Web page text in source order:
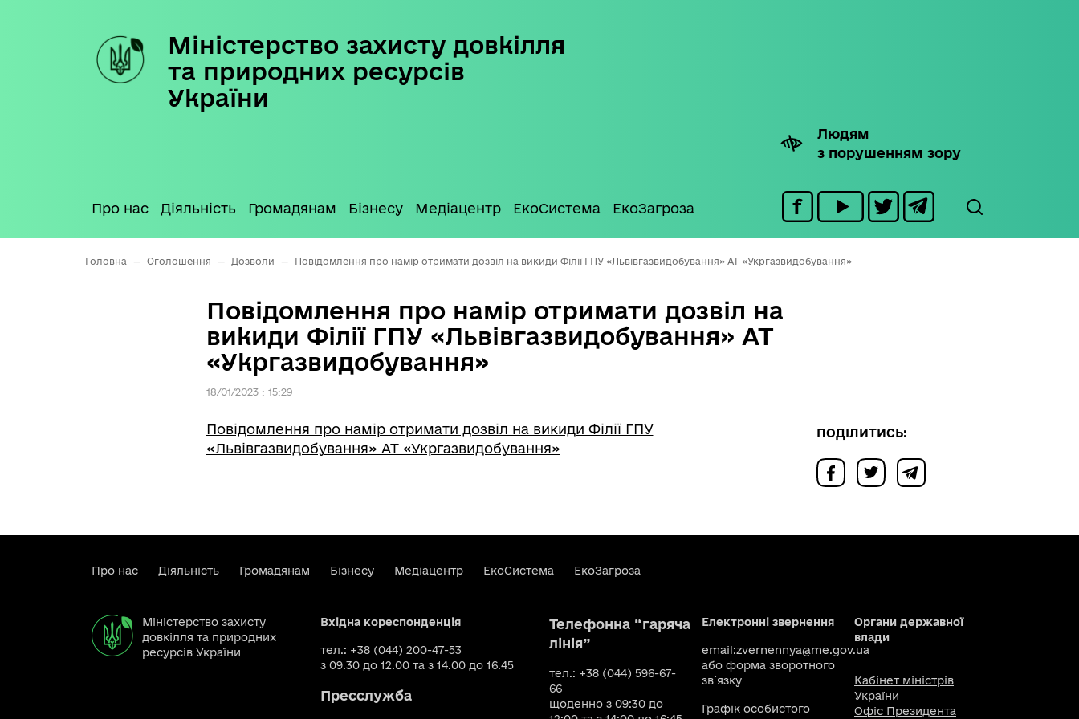
Міністерство захисту довкілля
та природних ресурсів
України
Людям
з порушенням зору
Про нас Діяльність Громадянам Бізнесу Медіацентр ЕкоСистема ЕкоЗагроза
Головна — Оголошення — Дозволи — Повідомлення про намір отримати дозвіл на викиди Філії ГПУ «Львівгазвидобування» АТ «Укргазвидобування»
Повідомлення про намір отримати дозвіл на
викиди Філії ГПУ «Львівгазвидобування» АТ
«Укргазвидобування»
18/01/2023 : 15:29
Повідомлення про намір отримати дозвіл на викиди Філії ГПУ
«Львівгазвидобування» АТ «Укргазвидобування»
ПОДІЛИТИСЬ:
Про нас Діяльність Громадянам Бізнесу Медіацентр ЕкоСистема ЕкоЗагроза
Міністерство захисту
довкілля та природних
ресурсів України
Вхідна кореспонденція
тел.: +38 (044) 200-47-53
з 09.30 до 12.00 та з 14.00 до 16.45
Пресслужба
Телефонна “гаряча
лінія”
тел.: +38 (044) 596-67-
66
щоденно з 09:30 до
Електронні звернення
email:zvernennya@me.gov.ua
або форма зворотного
зв`язку
Графік особистого
Органи державної
влади
Кабінет міністрів
України
Офіс Президента